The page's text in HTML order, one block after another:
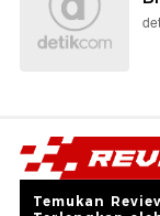
Temukan